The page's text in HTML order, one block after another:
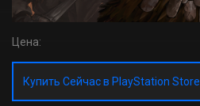
Цена:
Купить Сейчас в PlayStation Store